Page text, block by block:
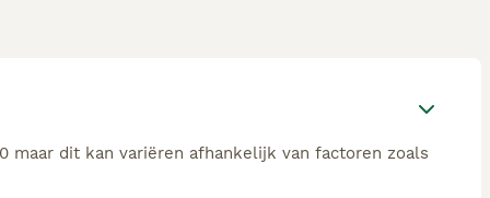
maar dit kan variëren afhankelijk van factoren zoals